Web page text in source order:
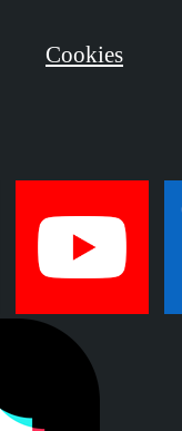
Cookies